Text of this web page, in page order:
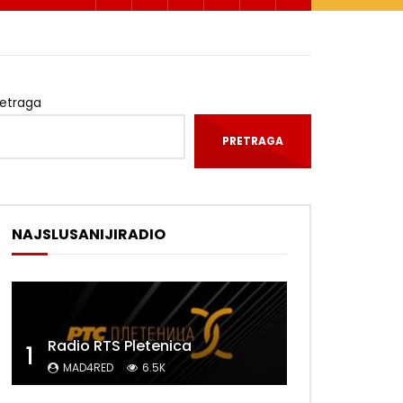
PRETRAGA
NAJSLUSANIJIRADIO
1 Radio RTS Pletenica
MAD4RED 6.5K